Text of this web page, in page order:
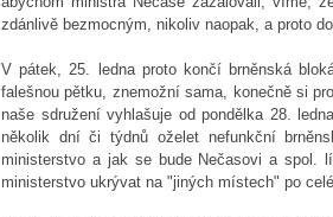
zdánlivě bezmocným, nikoliv naopak, a proto
V pátek, 25. ledna proto končí brněnská
falešnou pětku, znemožní sama, konečně si
naše sdružení vyhlašuje od pondělka 28.
několik dní či týdnů oželet nefunkční
ministerstvo a jak se bude Nečasovi a spol.
ministerstvo ukrývat na "jiných místech" po